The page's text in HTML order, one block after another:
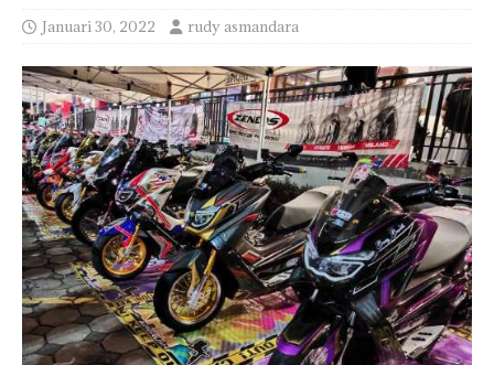
Januari 30, 2022 rudy asmandara